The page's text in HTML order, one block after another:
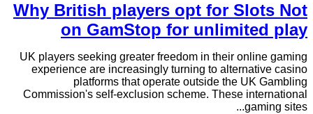
Why British players opt for Slots Not
on GamStop for unlimited play
UK players seeking greater freedom in their online gaming
experience are increasingly turning to alternative casino
platforms that operate outside the UK Gambling
Commission's self-exclusion scheme. These international
gaming sites...